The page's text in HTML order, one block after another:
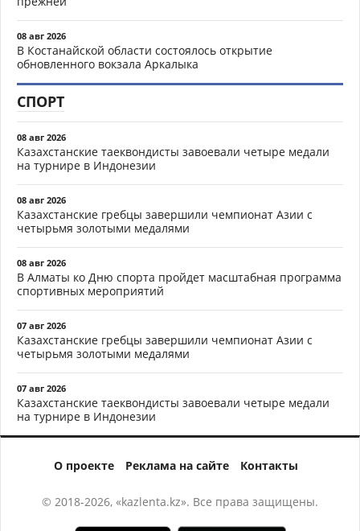
08 авг 2026
В Костанайской области состоялось открытие
обновленного вокзала Аркалыка
СПОРТ
08 авг 2026
Казахстанские таеквондисты завоевали четыре медали
на турнире в Индонезии
08 авг 2026
Казахстанские гребцы завершили чемпионат Азии с
четырьмя золотыми медалями
08 авг 2026
В Алматы ко Дню спорта пройдет масштабная программа
спортивных мероприятий
07 авг 2026
Казахстанские гребцы завершили чемпионат Азии с
четырьмя золотыми медалями
07 авг 2026
Казахстанские таеквондисты завоевали четыре медали
на турнире в Индонезии
О проекте Реклама на сайте Контакты
© 2018-2026, «kazlenta.kz». Все права защищены.